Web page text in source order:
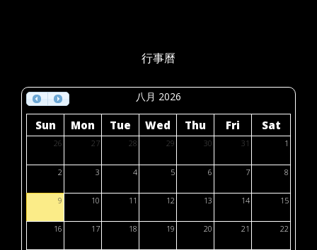
行事曆
八月 2026
Sun Mon Tue Wed Thu Fri Sat
26 27 28 29 30 31 1
2 3 4 5 6 7 8
9 10 11 12 13 14 15
16 17 18 19 20 21 22